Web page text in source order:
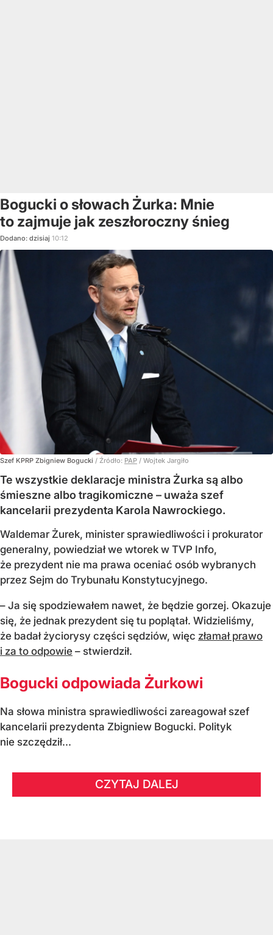
Bogucki o słowach Żurka: Mnie
to zajmuje jak zeszłoroczny śnieg
Dodano: dzisiaj 10:12
Szef KPRP Zbigniew Bogucki / Źródło: PAP / Wojtek Jargiło
Te wszystkie deklaracje ministra Żurka są albo
śmieszne albo tragikomiczne – uważa szef
kancelarii prezydenta Karola Nawrockiego.
Waldemar Żurek, minister sprawiedliwości i prokurator
generalny, powiedział we wtorek w TVP Info,
że prezydent nie ma prawa oceniać osób wybranych
przez Sejm do Trybunału Konstytucyjnego.
– Ja się spodziewałem nawet, że będzie gorzej. Okazuje
się, że jednak prezydent się tu poplątał. Widzieliśmy,
że badał życiorysy części sędziów, więc złamał prawo
i za to odpowie – stwierdził.
Bogucki odpowiada Żurkowi
Na słowa ministra sprawiedliwości zareagował szef
kancelarii prezydenta Zbigniew Bogucki. Polityk
nie szczędził...
CZYTAJ DALEJ